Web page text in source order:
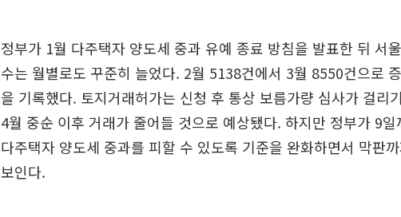
정부가 1월 다주택자 양도세 중과 유예 종료 방침을 발표한 뒤 서
수는 월별로도 꾸준히 늘었다. 2월 5138건에서 3월 8550건으로
을 기록했다. 토지거래허가는 신청 후 통상 보름가량 심사가 걸리
4월 중순 이후 거래가 줄어들 것으로 예상됐다. 하지만 정부가 9
다주택자 양도세 중과를 피할 수 있도록 기준을 완화하면서 막판
보인다.